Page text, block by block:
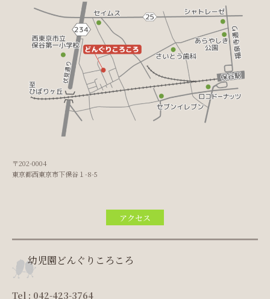
〒202-0004
東京都西東京市下保谷１-8-5
アクセス
幼児園どんぐりころころ
Tel : 042-423-3764